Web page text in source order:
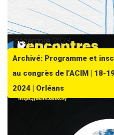
7 décembre 2023
Archivé: Programme et
au congrès de l’ACIM | 18-
2024 | Orléans